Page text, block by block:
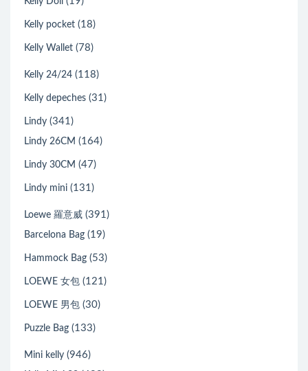
Kelly pocket (18)
Kelly Wallet (78)
Kelly 24/24 (118)
Kelly depeches (31)
Lindy (341)
Lindy 26CM (164)
Lindy 30CM (47)
Lindy mini (131)
Loewe 羅意威 (391)
Barcelona Bag (19)
Hammock Bag (53)
LOEWE 女包 (121)
LOEWE 男包 (30)
Puzzle Bag (133)
Mini kelly (946)